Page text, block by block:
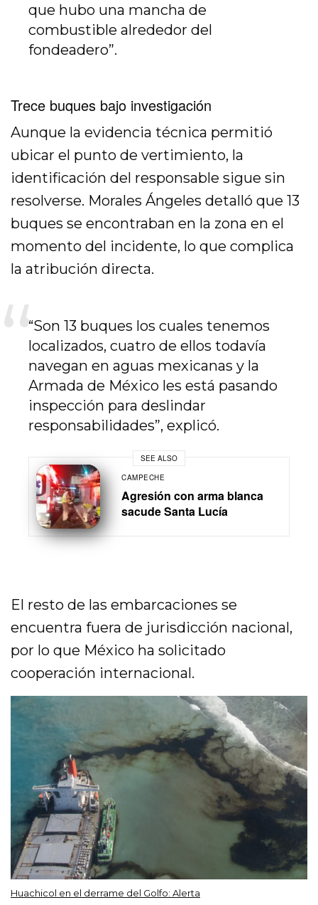
que hubo una mancha de
combustible alrededor del
fondeadero”.
Trece buques bajo investigación
Aunque la evidencia técnica permitió
ubicar el punto de vertimiento, la
identificación del responsable sigue sin
resolverse. Morales Ángeles detalló que 13
buques se encontraban en la zona en el
momento del incidente, lo que complica
la atribución directa.
“Son 13 buques los cuales tenemos
localizados, cuatro de ellos todavía
navegan en aguas mexicanas y la
Armada de México les está pasando
inspección para deslindar
responsabilidades”, explicó.
SEE ALSO
CAMPECHE
Agresión con arma blanca
sacude Santa Lucía
El resto de las embarcaciones se
encuentra fuera de jurisdicción nacional,
por lo que México ha solicitado
cooperación internacional.
Huachicol en el derrame del Golfo: Alerta